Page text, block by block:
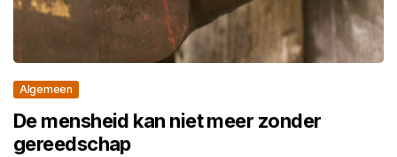
Algemeen
De mensheid kan niet meer zonder
gereedschap